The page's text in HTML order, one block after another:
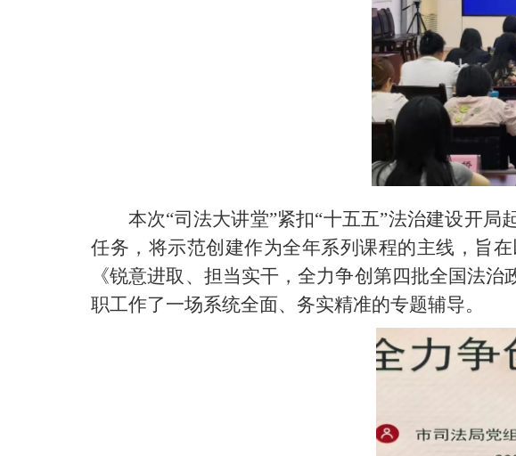
本次“司法大讲堂”紧扣“十五五”法治建设开
任务，将示范创建作为全年系列课程的主线，旨
《锐意进取、担当实干，全力争创第四批全国法
职工作了一场系统全面、务实精准的专题辅导。